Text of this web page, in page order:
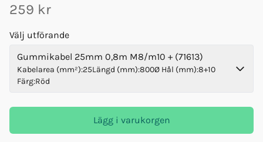
259 kr
Välj utförande
Gummikabel 25mm 0,8m M8/m10 + (71613)
Kabelarea (mm²):25Längd (mm):800Ø Hål (mm):8+10
Färg:Röd
Lägg i varukorgen